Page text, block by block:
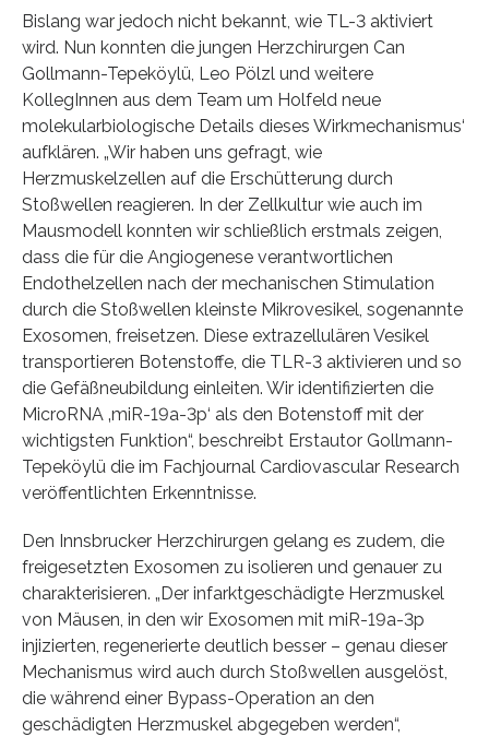
Bislang war jedoch nicht bekannt, wie TL-3 aktiviert
wird. Nun konnten die jungen Herzchirurgen Can
Gollmann-Tepeköylü, Leo Pölzl und weitere
KollegInnen aus dem Team um Holfeld neue
molekularbiologische Details dieses Wirkmechanismus‘
aufklären. „Wir haben uns gefragt, wie
Herzmuskelzellen auf die Erschütterung durch
Stoßwellen reagieren. In der Zellkultur wie auch im
Mausmodell konnten wir schließlich erstmals zeigen,
dass die für die Angiogenese verantwortlichen
Endothelzellen nach der mechanischen Stimulation
durch die Stoßwellen kleinste Mikrovesikel, sogenannte
Exosomen, freisetzen. Diese extrazellulären Vesikel
transportieren Botenstoffe, die TLR-3 aktivieren und so
die Gefäßneubildung einleiten. Wir identifizierten die
MicroRNA ‚miR-19a-3p‘ als den Botenstoff mit der
wichtigsten Funktion“, beschreibt Erstautor Gollmann-
Tepeköylü die im Fachjournal Cardiovascular Research
veröffentlichten Erkenntnisse.
Den Innsbrucker Herzchirurgen gelang es zudem, die
freigesetzten Exosomen zu isolieren und genauer zu
charakterisieren. „Der infarktgeschädigte Herzmuskel
von Mäusen, in den wir Exosomen mit miR-19a-3p
injizierten, regenerierte deutlich besser – genau dieser
Mechanismus wird auch durch Stoßwellen ausgelöst,
die während einer Bypass-Operation an den
geschädigten Herzmuskel abgegeben werden“,